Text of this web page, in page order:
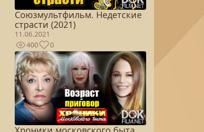
Союзмультфильм. Недетские
страсти (2021)
11.06.2021
400
0